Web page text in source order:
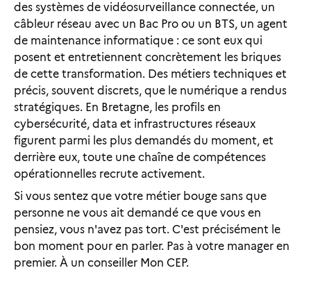
des systèmes de vidéosurveillance connectée, un
câbleur réseau avec un Bac Pro ou un BTS, un agent
de maintenance informatique : ce sont eux qui
posent et entretiennent concrètement les briques
de cette transformation. Des métiers techniques et
précis, souvent discrets, que le numérique a rendus
stratégiques. En Bretagne, les profils en
cybersécurité, data et infrastructures réseaux
figurent parmi les plus demandés du moment, et
derrière eux, toute une chaîne de compétences
opérationnelles recrute activement.
Si vous sentez que votre métier bouge sans que
personne ne vous ait demandé ce que vous en
pensiez, vous n'avez pas tort. C'est précisément le
bon moment pour en parler. Pas à votre manager en
premier. À un conseiller Mon CEP.